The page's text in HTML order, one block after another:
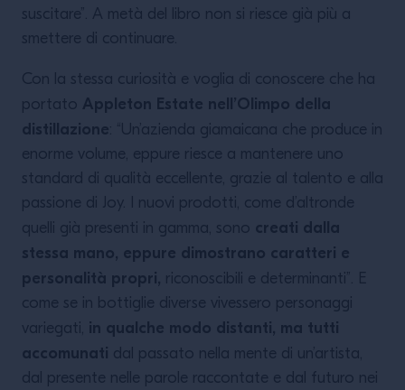
suscitare”. A metà del libro non si riesce già più a
smettere di continuare.
Con la stessa curiosità e voglia di conoscere che ha
portato Appleton Estate nell’Olimpo della
distillazione: “Un’azienda giamaicana che produce in
enorme volume, eppure riesce a mantenere uno
standard di qualità eccellente, grazie al talento e alla
passione di Joy. I nuovi prodotti, come d’altronde
quelli già presenti in gamma, sono creati dalla
stessa mano, eppure dimostrano caratteri e
personalità propri, riconoscibili e determinanti”. E
come se in bottiglie diverse vivessero personaggi
variegati, in qualche modo distanti, ma tutti
accomunati dal passato nella mente di un’artista,
dal presente nelle parole raccontate e dal futuro nei